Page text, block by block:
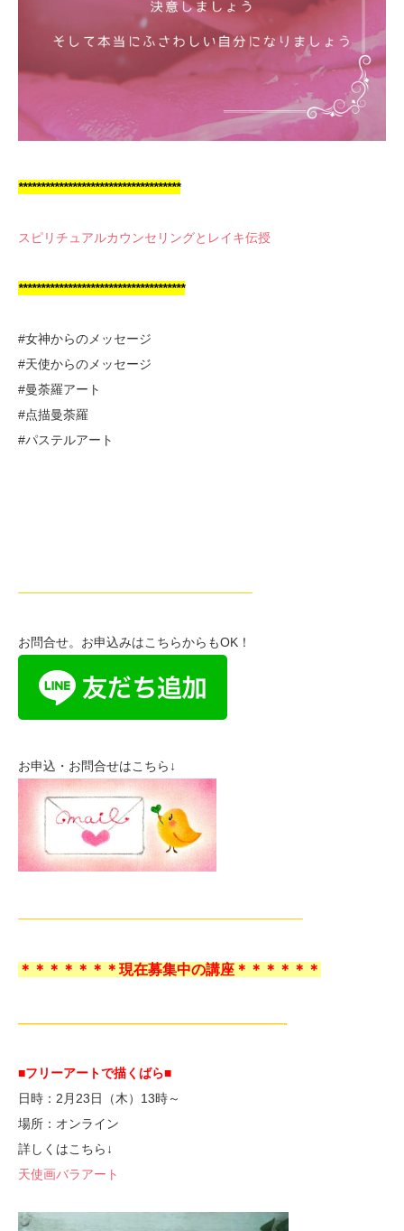
************************************
スピリチュアルカウンセリングとレイキ伝授
*************************************
#女神からのメッセージ
#天使からのメッセージ
#曼荼羅アート
#点描曼荼羅
#パステルアート
——————————————————–
お問合せ。お申込みはこちらからもOK！
お申込・お問合せはこちら↓
——————————————————————–
＊＊＊＊＊＊＊現在募集中の講座＊＊＊＊＊＊
—————————————————————-
■フリーアートで描くばら■
日時：2月23日（木）13時～
場所：オンライン
詳しくはこちら↓
天使画バラアート